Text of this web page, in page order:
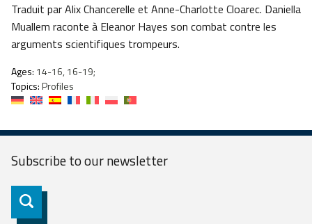
Traduit par Alix Chancerelle et Anne-Charlotte Cloarec. Daniella
Muallem raconte à Eleanor Hayes son combat contre les
arguments scientifiques trompeurs.
Ages: 14-16, 16-19;
Topics:Profiles
Subscribe to ournewsletter
Subscribe